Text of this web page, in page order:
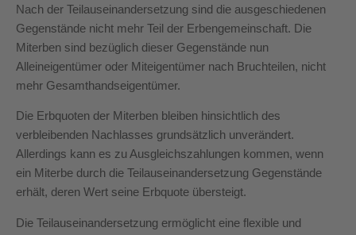
Nach der Teilauseinandersetzung sind die ausgeschiedenen
Gegenstände nicht mehr Teil der Erbengemeinschaft. Die
Miterben sind bezüglich dieser Gegenstände nun
Alleineigentümer oder Miteigentümer nach Bruchteilen, nicht
mehr Gesamthandseigentümer.
Die Erbquoten der Miterben bleiben hinsichtlich des
verbleibenden Nachlasses grundsätzlich unverändert.
Allerdings kann es zu Ausgleichszahlungen kommen, wenn
ein Miterbe durch die Teilauseinandersetzung Gegenstände
erhält, deren Wert seine Erbquote übersteigt.
Die Teilauseinandersetzung ermöglicht eine flexible und